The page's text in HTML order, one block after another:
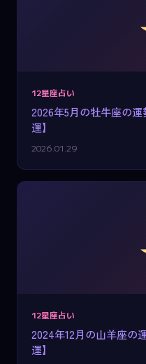
12星座占い
2026年5月の牡牛座の
運】
2026.01.29
12星座占い
2024年12月の山羊座の
運】